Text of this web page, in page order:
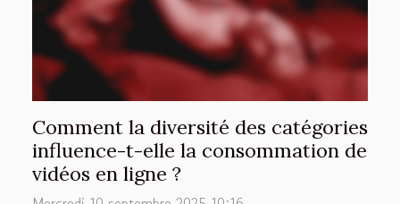
Comment la diversité des catégories
influence-t-elle la consommation de
vidéos en ligne ?